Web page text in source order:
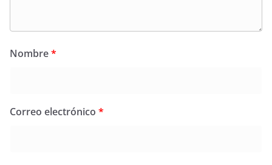
Nombre*
Correo electrónico *